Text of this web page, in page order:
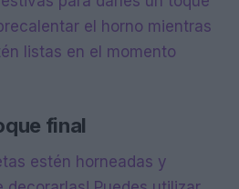
el horno mientras
listas en el momento
final
estén horneadas y